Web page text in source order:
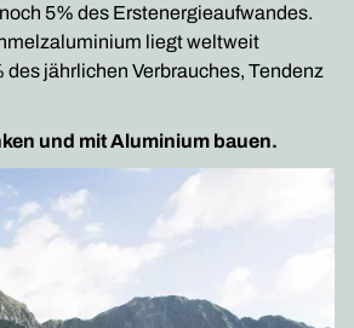
5% des Erstenergieaufwandes.
liegt weltweit
des jährlichen Verbrauches, Tendenz
und mit Aluminium bauen.